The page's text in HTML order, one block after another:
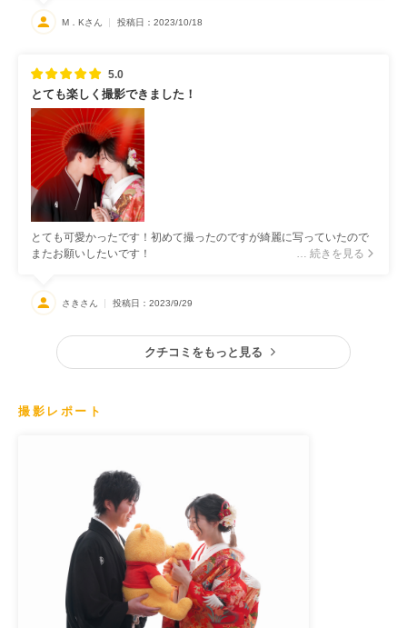
M．Kさん 投稿日：2023/10/18
5.0
とても楽しく撮影できました！
とても可愛かったです！初めて撮ったのですが綺麗に写っていたので
またお願いしたいです！
… 続きを見る
さきさん 投稿日：2023/9/29
クチコミをもっと見る
撮影レポート